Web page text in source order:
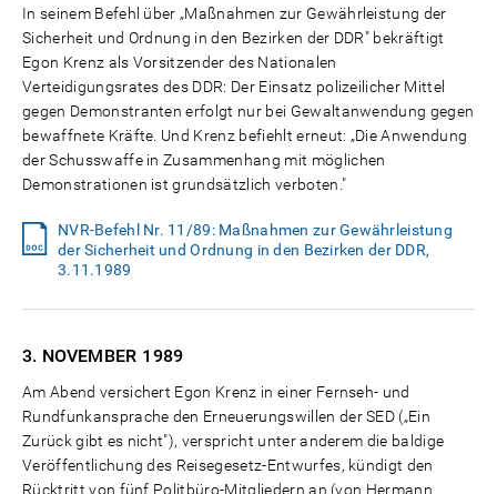
In seinem Befehl über „Maßnahmen zur Gewährleistung der
Sicherheit und Ordnung in den Bezirken der DDR" bekräftigt
Egon Krenz als Vorsitzender des Nationalen
Verteidigungsrates des DDR: Der Einsatz polizeilicher Mittel
gegen Demonstranten erfolgt nur bei Gewaltanwendung gegen
bewaffnete Kräfte. Und Krenz befiehlt erneut: „Die Anwendung
der Schusswaffe in Zusammenhang mit möglichen
Demonstrationen ist grundsätzlich verboten."
NVR-Befehl Nr. 11/89: Maßnahmen zur Gewährleistung
der Sicherheit und Ordnung in den Bezirken der DDR,
3.11.1989
3. NOVEMBER 1989
Am Abend versichert Egon Krenz in einer Fernseh- und
Rundfunkansprache den Erneuerungswillen der SED („Ein
Zurück gibt es nicht"), verspricht unter anderem die baldige
Veröffentlichung des Reisegesetz-Entwurfes, kündigt den
Rücktritt von fünf Politbüro-Mitgliedern an (von Hermann